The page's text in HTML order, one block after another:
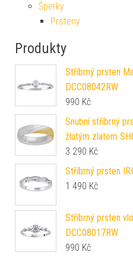
Šperky
Prsteny
Produkty
Stříbrný prsten
DCC08042RW
990 Kč
Snubní stříbrný
žlutým zlatem
3 290 Kč
Stříbrný prsten
1 490 Kč
Stříbrný prsten
DCC08017RW
990 Kč